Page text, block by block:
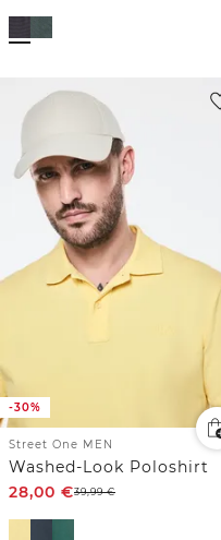
-30%
Street One MEN
Washed-Look Poloshirt
28,00 €39,99€